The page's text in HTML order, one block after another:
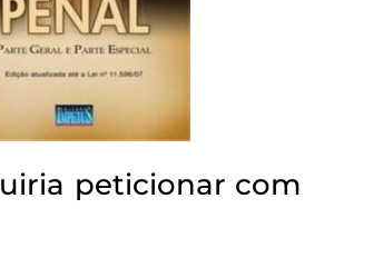
peticionar com